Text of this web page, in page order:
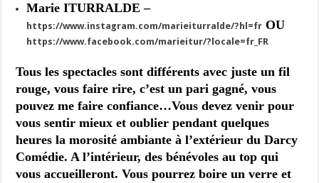
Marie ITURRALDE –
https://www.instagram.com/marieiturralde/?hl=fr OU
https://www.facebook.com/marieitur/?locale=fr_FR
Tous les spectacles sont différents avec juste un fil
rouge, vous faire rire, c’est un pari gagné, vous
pouvez me faire confiance…Vous devez venir pour
vous sentir mieux et oublier pendant quelques
heures la morosité ambiante à l’extérieur du Darcy
Comédie. A l’intérieur, des bénévoles au top qui
vous accueilleront. Vous pourrez boire un verre et